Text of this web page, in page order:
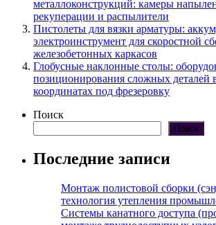
металлоконструкций: камеры
рекуперации и распылители
Пистолеты для вязки арматуры:
электроинструмент для скоростной
железобетонных каркасов
Глобусные наклонные столы:
позиционирования сложных деталей
координатах под фрезеровку
Поиск
Поиск
Последние записи
Монтаж полистовой сборки
технология утепления
Системы канатного доступа